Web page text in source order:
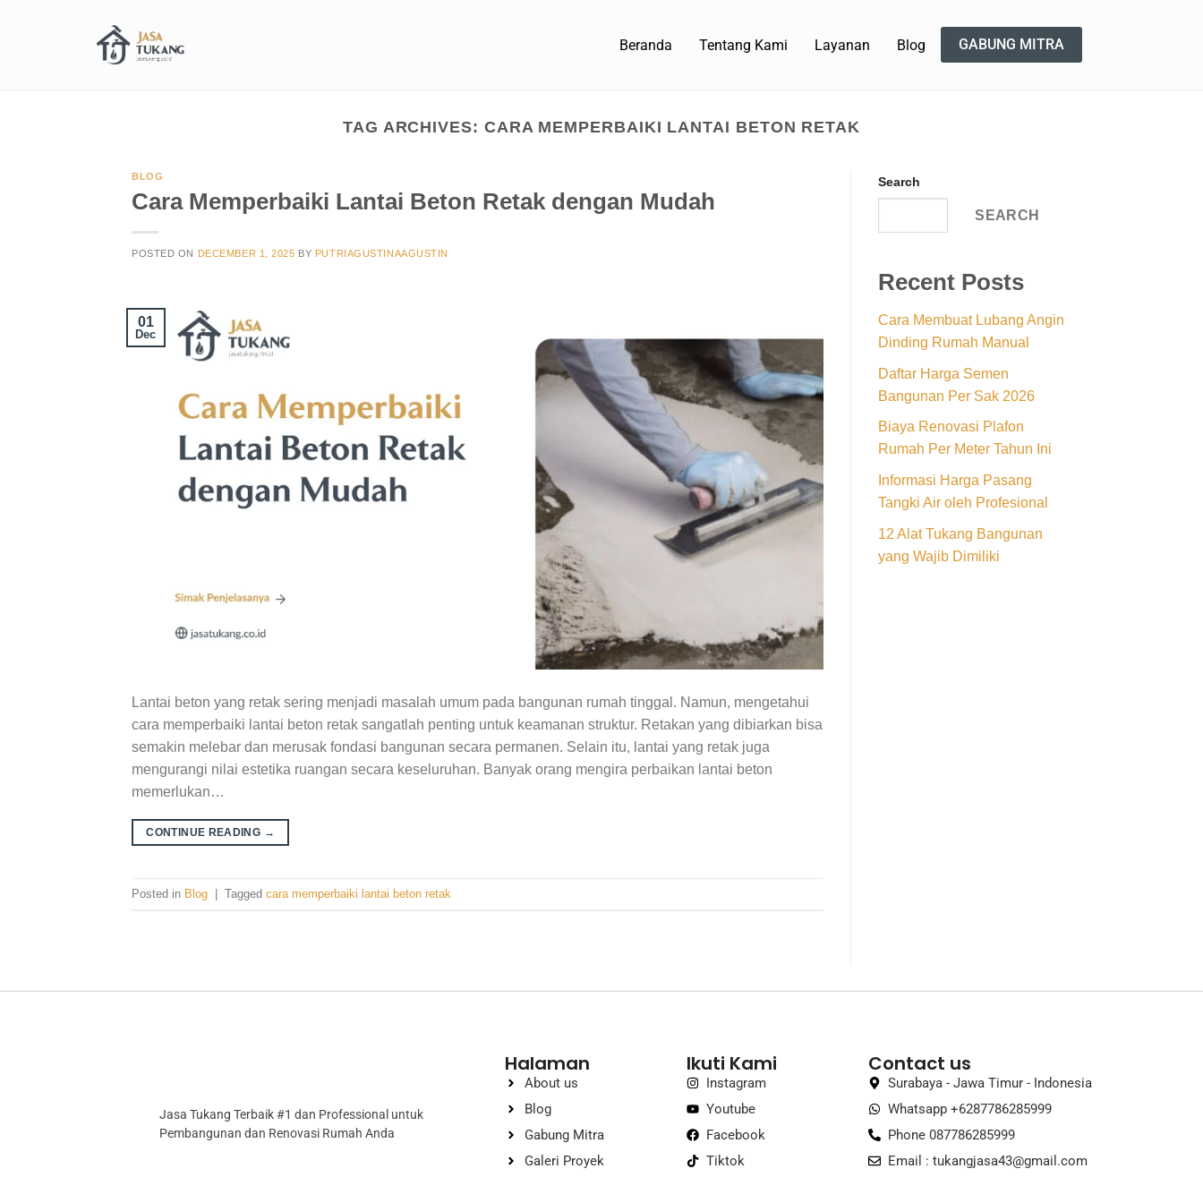
Beranda Tentang Kami Layanan Blog GABUNG MITRA
TAG ARCHIVES: CARA MEMPERBAIKI LANTAI BETON RETAK
BLOG
Cara Memperbaiki Lantai Beton Retak dengan Mudah
POSTED ON DECEMBER 1, 2025 BY PUTRIAGUSTINAAGUSTIN
01
Dec
Lantai beton yang retak sering menjadi masalah umum pada bangunan rumah tinggal. Namun, mengetahui
cara memperbaiki lantai beton retak sangatlah penting untuk keamanan struktur. Retakan yang dibiarkan bisa
semakin melebar dan merusak fondasi bangunan secara permanen. Selain itu, lantai yang retak juga
mengurangi nilai estetika ruangan secara keseluruhan. Banyak orang mengira perbaikan lantai beton
memerlukan…
CONTINUE READING →
Posted in Blog | Tagged cara memperbaiki lantai beton retak
Search
SEARCH
Recent Posts
Cara Membuat Lubang Angin
Dinding Rumah Manual
Daftar Harga Semen
Bangunan Per Sak 2026
Biaya Renovasi Plafon
Rumah Per Meter Tahun Ini
Informasi Harga Pasang
Tangki Air oleh Profesional
12 Alat Tukang Bangunan
yang Wajib Dimiliki
Jasa Tukang Terbaik #1 dan Professional untuk
Pembangunan dan Renovasi Rumah Anda
Halaman
About us
Blog
Gabung Mitra
Galeri Proyek
Ikuti Kami
Instagram
Youtube
Facebook
Tiktok
Contact us
Surabaya - Jawa Timur - Indonesia
Whatsapp +6287786285999
Phone 087786285999
Email :tukangjasa43@gmail.com